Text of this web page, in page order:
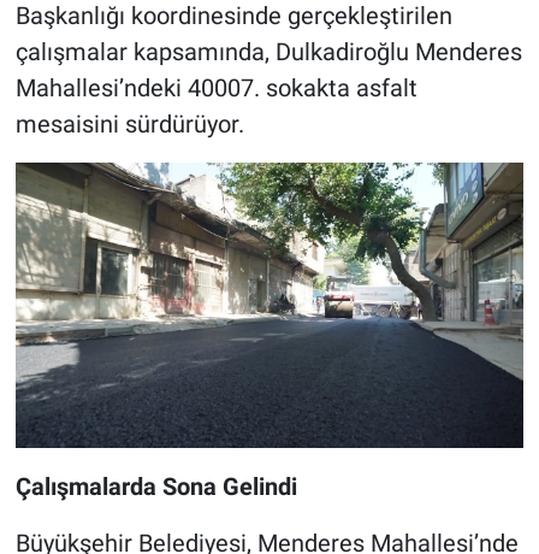
Başkanlığı koordinesinde gerçekleştirilen
çalışmalar kapsamında, Dulkadiroğlu Menderes
Mahallesi’ndeki 40007. sokakta asfalt
mesaisini sürdürüyor.
Çalışmalarda Sona Gelindi
Büyükşehir Belediyesi, Menderes Mahallesi’nde
Güvenlik
Bölge